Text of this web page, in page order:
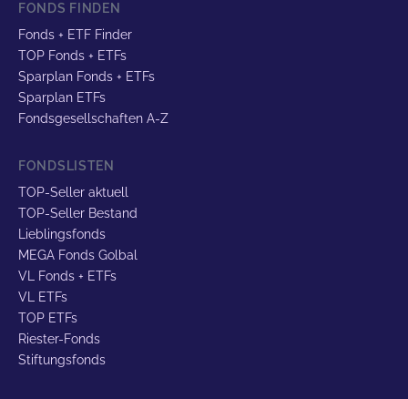
FONDS FINDEN
Fonds + ETF Finder
TOP Fonds + ETFs
Sparplan Fonds + ETFs
Sparplan ETFs
Fondsgesellschaften A-Z
FONDSLISTEN
TOP-Seller aktuell
TOP-Seller Bestand
Lieblingsfonds
MEGA Fonds Golbal
VL Fonds + ETFs
VL ETFs
TOP ETFs
Riester-Fonds
Stiftungsfonds